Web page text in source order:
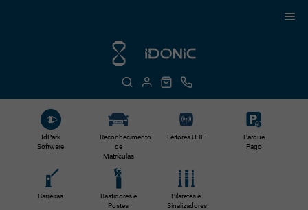
IdPark
Software
Reconhecimento
de
Matrículas
Leitores UHF
Parque
Pago
Barreiras
Bastidores e
Postes
Pilaretes e
Sinalizadores